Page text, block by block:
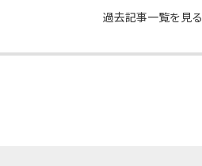
過去記事一覧を見る